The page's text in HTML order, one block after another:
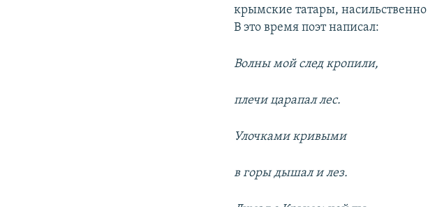
крымские татары,
В это время поэт написал:
Волны мой след кропили,
плечи царапал лес.
Улочками кривыми
в горы дышал и лез.